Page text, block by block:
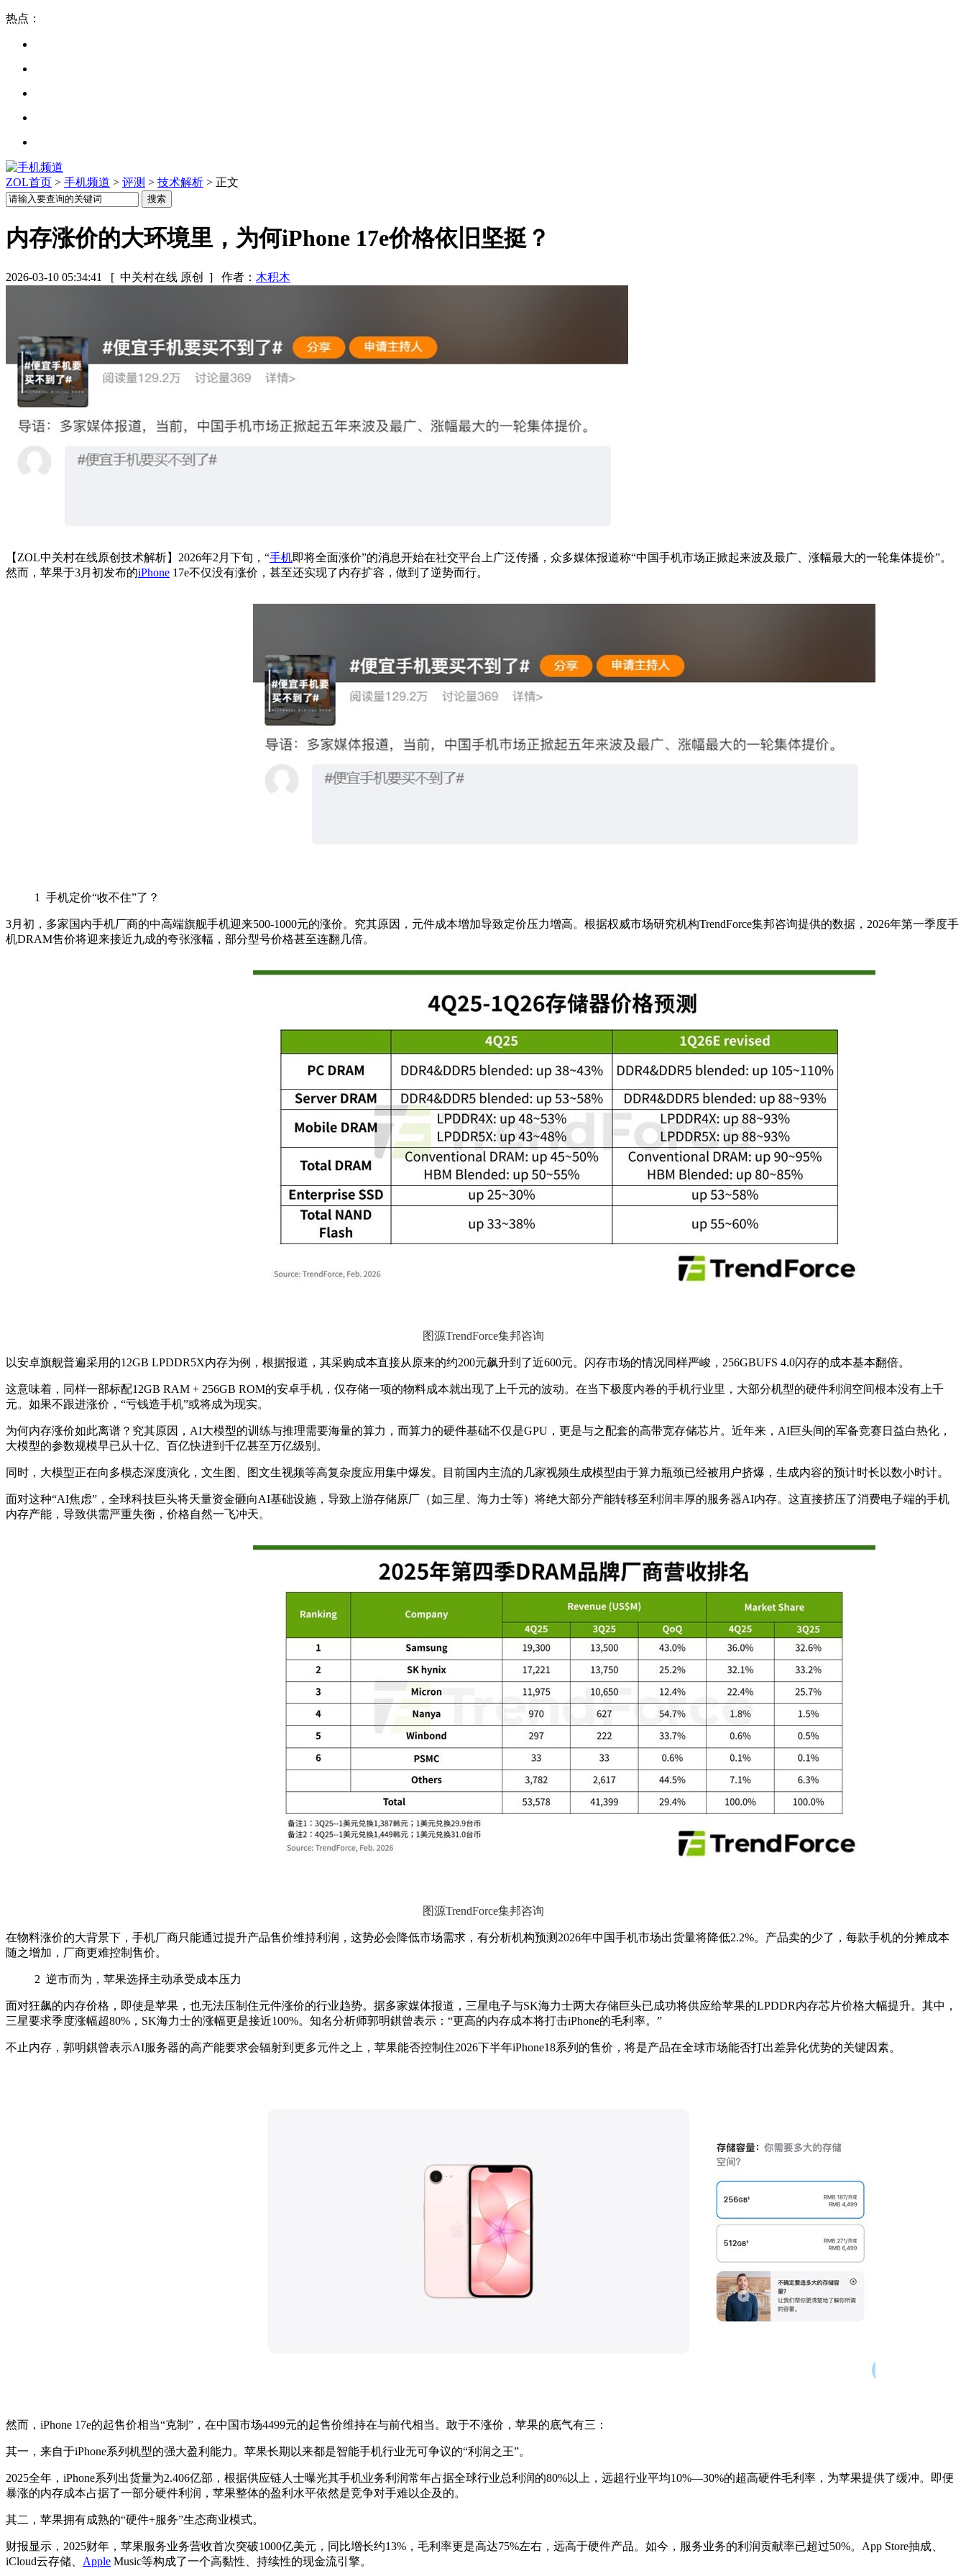
热点：
ZOL首页 > 手机频道 > 评测 > 技术解析 > 正文
内存涨价的大环境里，为何iPhone 17e价格依旧坚挺？
2026-03-10 05:34:41 [ 中关村在线 原创 ] 作者： 木积木
【ZOL中关村在线原创技术解析】2026年2月下旬，“手机即将全面涨价”的消息开始在社交平台上广泛传播，众多媒体报道称“中国手机市场正掀起来波及最广、涨幅最大的一轮集体提价”。
然而，苹果于3月初发布的iPhone 17e不仅没有涨价，甚至还实现了内存扩容，做到了逆势而行。
1 手机定价“收不住”了？
3月初，多家国内手机厂商的中高端旗舰手机迎来500-1000元的涨价。究其原因，元件成本增加导致定价压力增高。根据权威市场研究机构TrendForce集邦咨询提供的数据， 2026年第一季度手
机DRAM售价将迎来接近九成的夸张涨幅，部分型号价格甚至连翻几倍。
图源TrendForce集邦咨询
以安卓旗舰普遍采用的12GB LPDDR5X内存为例，根据报道，其采购成本直接从原来的约200元飙升到了近600元。闪存市场的情况同样严峻， 256GBUFS 4.0闪存的成本基本翻倍。
这意味着，同样一部标配12GB RAM + 256GB ROM的安卓手机，仅存储一项的物料成本就出现了上千元的波动。在当下极度内卷的手机行业里，大部分机型的硬件利润空间根本没有上千
元。如果不跟进涨价，“亏钱造手机”或将成为现实。
为何内存涨价如此离谱？究其原因， AI大模型的训练与推理需要海量的算力，而算力的硬件基础不仅是GPU ，更是与之配套的高带宽存储芯片。近年来， AI巨头间的军备竞赛日益白热化，
大模型的参数规模早已从十亿、百亿快进到千亿甚至万亿级别。
同时，大模型正在向多模态深度演化，文生图、图文生视频等高复杂度应用集中爆发。目前国内主流的几家视频生成模型由于算力瓶颈已经被用户挤爆，生成内容的预计时长以数小时计。
面对这种“AI焦虑” ，全球科技巨头将天量资金砸向AI基础设施，导致上游存储原厂（如三星、海力士等）将绝大部分产能转移至利润丰厚的服务器AI内存。这直接挤压了消费电子端的手机
内存产能，导致供需严重失衡，价格自然一飞冲天。
图源TrendForce集邦咨询
在物料涨价的大背景下，手机厂商只能通过提升产品售价维持利润，这势必会降低市场需求，有分析机构预测 2026年中国手机市场出货量将降低2.2%。产品卖的少了，每款手机的分摊成本
随之增加，厂商更难控制售价。
2 逆市而为，苹果选择主动承受成本压力
面对狂飙的内存价格，即使是苹果，也无法压制住元件涨价的行业趋势。据多家媒体报道，三星电子与SK海力士两大存储巨头已成功将供应给苹果的LPDDR内存芯片价格大幅提升。其中，
三星要求季度涨幅超80% ， SK海力士的涨幅更是接近100%。知名分析师郭明錤曾表示：“更高的内存成本将打击iPhone的毛利率。”
不止内存，郭明錤曾表示AI服务器的高产能要求会辐射到更多元件之上，苹果能否控制住2026下半年iPhone18系列的售价，将是产品在全球市场能否打出差异化优势的关键因素。
然而， iPhone 17e的起售价相当“克制”，在中国市场4499元的起售价维持在与前代相当。敢于不涨价，苹果的底气有三：
其一，来自于iPhone系列机型的强大盈利能力。苹果长期以来都是智能手机行业无可争议的“利润之王”。
2025全年， iPhone系列出货量为2.406亿部，根据供应链人士曝光其手机业务利润常年占据全球行业总利润的80%以上，远超行业平均10%—30%的超高硬件毛利率，为苹果提供了缓冲。即便
暴涨的内存成本占据了一部分硬件利润，苹果整体的盈利水平依然是竞争对手难以企及的。
其二，苹果拥有成熟的“硬件+服务”生态商业模式。
财报显示， 2025财年，苹果服务业务营收首次突破1000亿美元，同比增长约13% ，毛利率更是高达75%左右，远高于硬件产品。如今，服务业务的利润贡献率已超过50%。 App Store抽成、
iCloud云存储、 Apple Music等构成了一个高黏性、持续性的现金流引擎。